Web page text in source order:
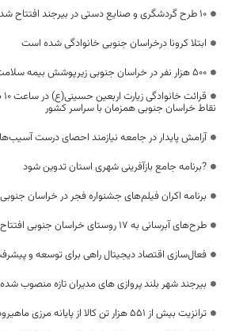
10 طرح گردشگری و صنایع دستی در بیرجند افتتاح شد
ابتلا کرونا درخراسان جنوبی خانوادگی شده است
۵۰۰ هزار نفر در خراسان جنوبی زیرپوشش بیمه سلامت قرار دارند
نقاط خراسان جنوبی همزمان با سراسر کشور
آرامش پایدار در جامعه نیازمند احصای درست
?برنامه جامع بازآفرینی شهری استان تدوین شود
برنامه اکران فیلم‌های جشنواره فجر در خراسان
طرح‌های آبرسانی به ۱۷ روستای خراسان جنوبی افتتاح شد
فعال‌سازی اقتصاد دیجیتال راهی برای توسعه و
بیرجند شهر بلند پروازی های مدیران تازه منصوب
ترانزیت بیش از ۵۵۱ هزار تن کالا از پایانه مرزی ماهیرود